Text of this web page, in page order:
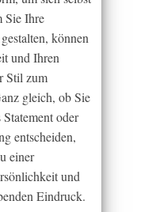
Sie Ihre
können
und Ihren
Stil zum
gleich, ob Sie
oder
entscheiden,
einer
und
Eindruck.